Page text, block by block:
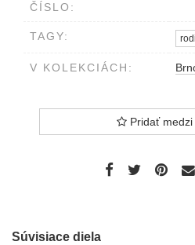
ČÍSLO:
TAGY:
V KOLEKCIÁCH:
Pridať medzi
Súvisiace diela